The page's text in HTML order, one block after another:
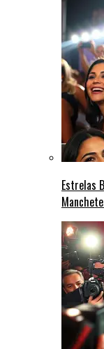
Estrelas